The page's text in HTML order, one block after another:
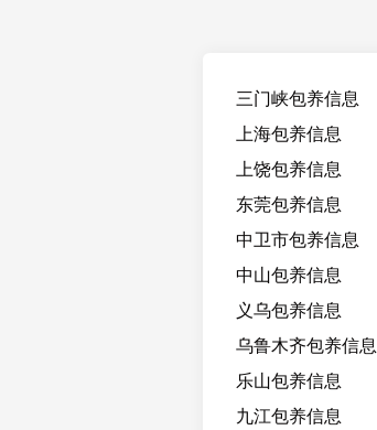
三门峡包养信息
上海包养信息
上饶包养信息
东莞包养信息
中卫市包养信息
中山包养信息
义乌包养信息
乌鲁木齐包养信息
乐山包养信息
九江包养信息